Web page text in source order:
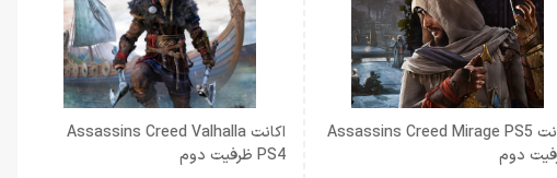
اكانت Assassins Creed Mirage PS5
دوم
اکانت Assassins Creed Valhalla
PS4 ظرفیت دوم